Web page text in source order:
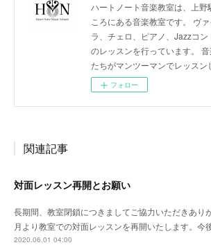
ハートノート音楽教室は、上野
ころにある音楽教室です。 ヴ
ラ、チェロ、ピアノ、Jazzコン
のレッスンを行っています。
たちがマンツーマンでレッスン
フォロー
関連記事
対面レッスン再開とお願い
長期間、教室閉鎖につきましてご協力いただきあり
月より教室での対面レッスンを再開いたします。
2020.06.01 04:00